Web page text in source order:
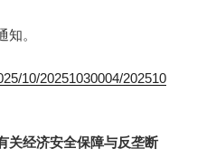
。
10/20251030004/202510
关经济安全保障与反垄断